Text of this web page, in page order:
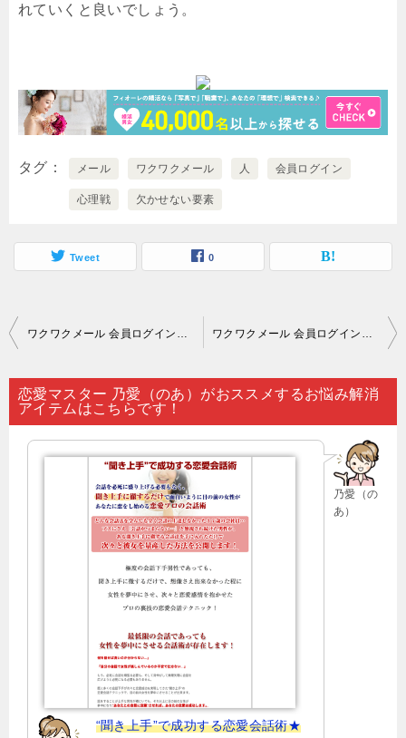
れていくと良いでしょう。
タグ メール ワクワクメール 人 会員ログイン
心理戦 欠かせない要素
Tweet 0
投
ナ
ビ
ワクワクメール 会員ログイン｜「出会い系サイト（ワクワクメールなど）にいるのはサクラオンリーだ」と想定している人が多く見受けられますが…。 ワクワクメール 会員ログイン｜「好意を持っている異性との関係を深めたい」という思いを抱くのは至極当然のことですが…。
恋愛マスター 乃愛（のあ）がおススメするお悩み解消
アイテムはこちらです！
乃愛（の
あ）
“聞き上手”で成功する恋愛会話術★